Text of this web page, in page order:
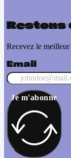
Recevez le
Email
Je m'abonne